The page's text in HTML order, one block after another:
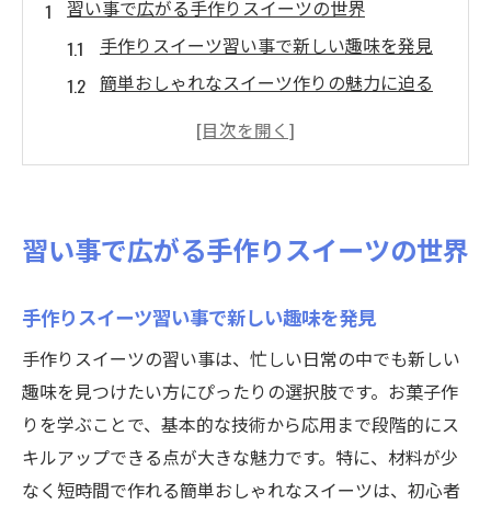
習い事で広がる手作りスイーツの世界
手作りスイーツ習い事で新しい趣味を発見
簡単おしゃれなスイーツ作りの魅力に迫る
習い事で学ぶ手作りお菓子の基本ステップ
おしゃれに楽しむ簡単スイーツレシピ集
介
材料少なく作れる人気スイーツの作り方
女子力高い手作りお菓子で差をつける方法
トレンドの手作りスイーツを習い事で体験
習い事で広がる手作りスイーツの世界
手作りスイーツ習い事で新しい趣味を発見
手作りスイーツの習い事は、忙しい日常の中でも新しい
趣味を見つけたい方にぴったりの選択肢です。お菓子作
りを学ぶことで、基本的な技術から応用まで段階的にス
キルアップできる点が大きな魅力です。特に、材料が少
なく短時間で作れる簡単おしゃれなスイーツは、初心者